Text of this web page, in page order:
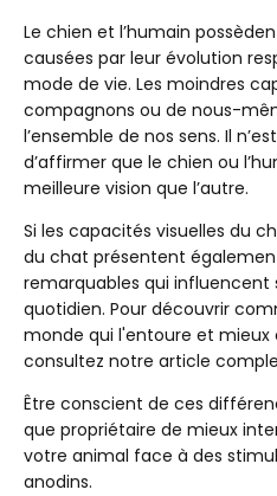
Le chien et l’humain
causées par leur évolution
mode de vie. Les moindres
compagnons ou de nous-
l’ensemble de nos sens. Il
d’affirmer que le chien ou
meilleure vision que l’autre.
Si les capacités visuelles du
du chat présentent
remarquables qui
quotidien. Pour découvrir
monde qui l'entoure et mieux
consultez notre article
Être conscient de ces
que propriétaire de mieux
votre animal face à des
anodins.